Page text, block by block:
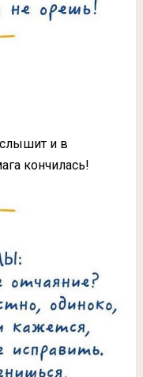
и в
кончилась!